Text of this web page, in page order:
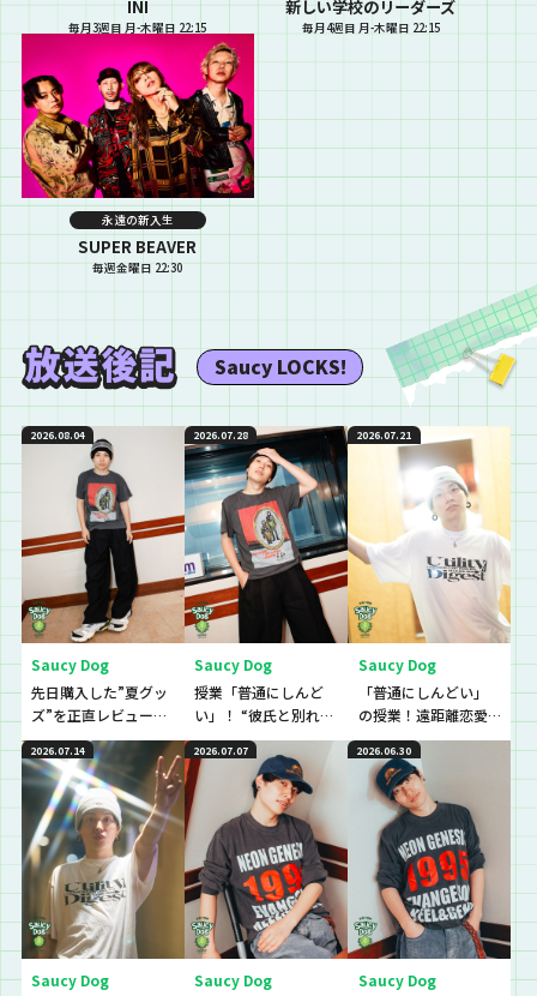
INI
毎月3週目 月-木曜日 22:15
新しい学校のリーダーズ
毎月4週目 月-木曜日 22:15
永遠の新入生
SUPER BEAVER
毎週金曜日 22:30
Saucy LOCKS!
2026.08.04
Saucy Dog
先日購入した”夏グッ
ズ”を正直レビューし
ていきました！
2026.07.28
Saucy Dog
授業「普通にしんど
い」！ “彼氏と別れる
か悩んでいてしんど
い”という生徒に逆電
2026.07.21
Saucy Dog
「普通にしんどい」
の授業！遠距離恋愛
でモヤモヤしていて、
しんどい…という生徒
のに逆電
2026.07.14
Saucy Dog
2026.07.07
Saucy Dog
2026.06.30
Saucy Dog